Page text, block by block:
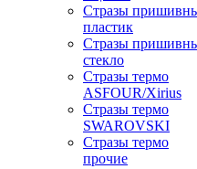
Стразы
пластик
Стразы
стекло
Стразы термо
ASFOUR/Xirius
Стразы термо
SWAROVSKI
Стразы термо
прочие